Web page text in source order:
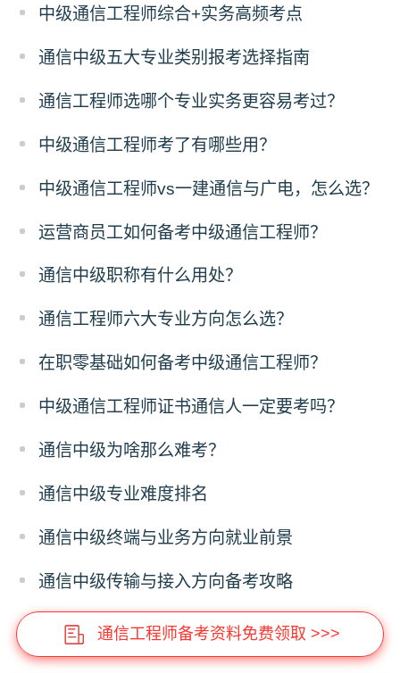
中级通信工程师综合+实务高频考点
通信中级五大专业类别报考选择指南
通信工程师选哪个专业实务更容易考过？
中级通信工程师考了有哪些用？
中级通信工程师vs一建通信与广电，怎么选？
运营商员工如何备考中级通信工程师？
通信中级职称有什么用处？
通信工程师六大专业方向怎么选？
在职零基础如何备考中级通信工程师？
中级通信工程师证书通信人一定要考吗？
通信中级为啥那么难考？
通信中级专业难度排名
通信中级终端与业务方向就业前景
通信中级传输与接入方向备考攻略
通信工程师备考资料免费领取 >>>